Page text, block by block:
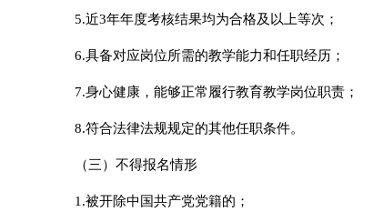
5.近3年年度考核结果均为合格及以上等次；
6.具备对应岗位所需的教学能力和任职经历；
7.身心健康，能够正常履行教育教学岗位职责；
8.符合法律法规规定的其他任职条件。
（三）不得报名情形
1.被开除中国共产党党籍的；